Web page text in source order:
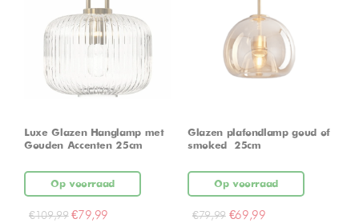
Luxe Glazen Hanglamp met
Gouden Accenten 25cm
Op voorraad
€109,99 €79,99
Glazen plafondlamp goud of
smoked – 25cm
Op voorraad
€79,99 €69,99